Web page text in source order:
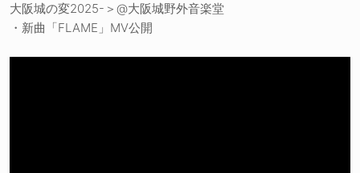
大阪城の変2025-＞@大阪城野外音楽堂
・新曲「FLAME」MV公開